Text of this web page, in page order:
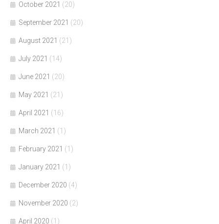
October 2021 (20)
September 2021 (20)
August 2021 (21)
July 2021 (14)
June 2021 (20)
May 2021 (21)
April 2021 (16)
March 2021 (1)
February 2021 (1)
January 2021 (1)
December 2020 (4)
November 2020 (2)
April 2020 (1)